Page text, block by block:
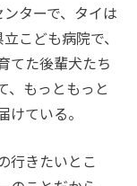
ターで、タイは
こども病院で、
てた後輩犬たち
、もっともっと
ている。
行きたいとこ